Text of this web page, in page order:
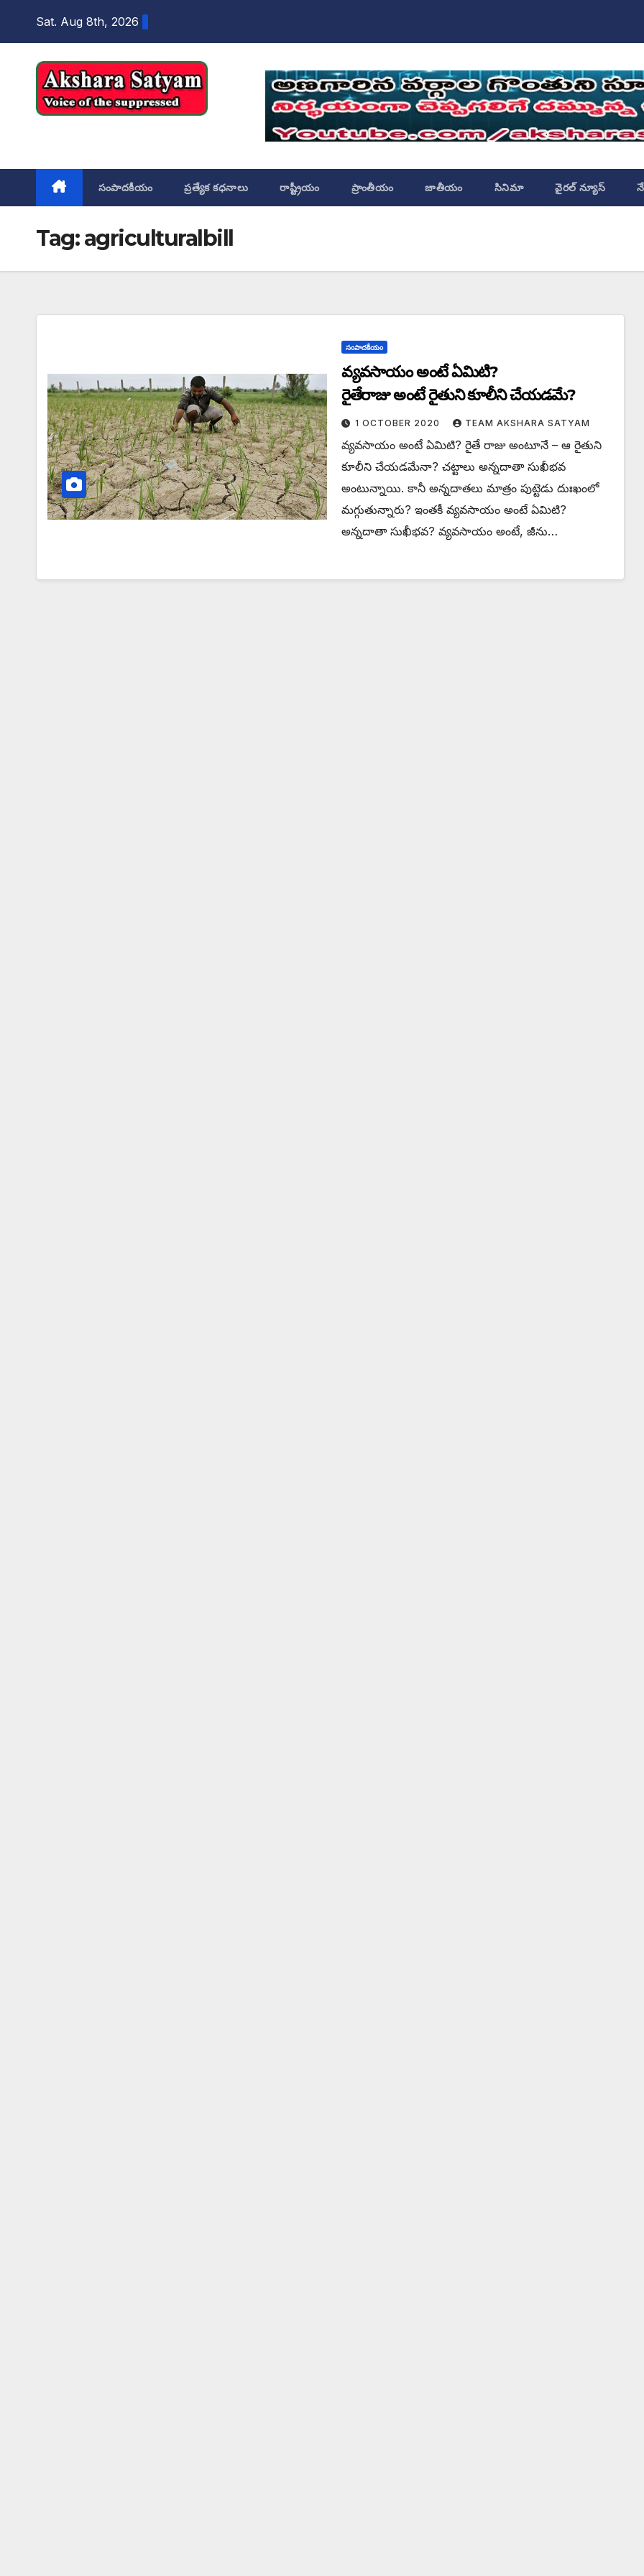
Sat. Aug 8th, 2026
సంపాదకీయం ప్రత్యేక కధనాలు రాష్ట్రీయం ప్రాంతీయం జాతీయం సినిమా వైరల్ న్యూస్
Tag:agriculturalbill
సంపాదకీయం
వ్యవసాయం అంటే ఏమిటి?
రైతేరాజు అంటే రైతుని కూలీని చేయడమే?
1 OCTOBER 2020 TEAM AKSHARA SATYAM
వ్యవసాయం అంటే ఏమిటి? రైతే రాజు అంటూనే – ఆ రైతుని
కూలీని చేయడమేనా? చట్టాలు అన్నదాతా సుఖీభవ
అంటున్నాయి. కానీ అన్నదాతలు మాత్రం పుట్టెడు దుఃఖంలో
మగ్గుతున్నారు? ఇంతకీ వ్యవసాయం అంటే ఏమిటి?
అన్నదాతా సుఖీభవ? వ్యవసాయం అంటే, జీను…